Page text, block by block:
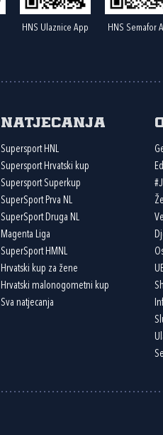
HNS Ulaznice App HNS Semafor
Natjecanja
Supersport HNL
Supersport Hrvatski kup
Supersport Superkup
SuperSport Prva NL
SuperSport Druga NL
Magenta Liga
SuperSport HMNL
Hrvatski kup za žene
Hrvatski malonogometni kup
Sva natjecanja